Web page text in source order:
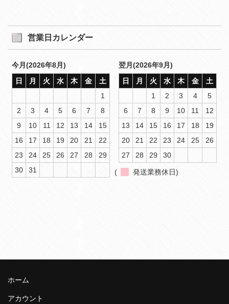
営業日カレンダー
今月(2026年8月)
日
月 火 水 木 金
土
1
2
3 4 5 6 7
8
9
10 11 12 13 14
15
16
17 18 19 20 21
22
23
24 25 26 27 28
29
30
31
翌月(2026年9月)
日
月 火 水 木 金
土
1
2 3 4
5
6
7 8 9 10 11
12
13
14 15 16 17 18
19
20
21 22 23 24 25
26
27
28 29 30
( 発送業務休日)
ホーム
アカウント